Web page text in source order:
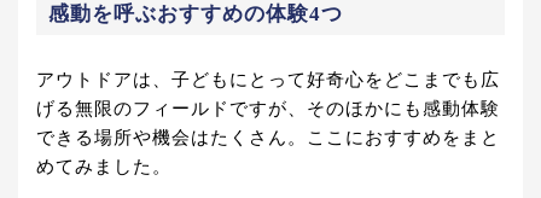
感動を呼ぶおすすめの体験4つ
アウトドアは、子どもにとって好奇心をどこまでも広
げる無限のフィールドですが、そのほかにも感動体験
できる場所や機会はたくさん。ここにおすすめをまと
めてみました。